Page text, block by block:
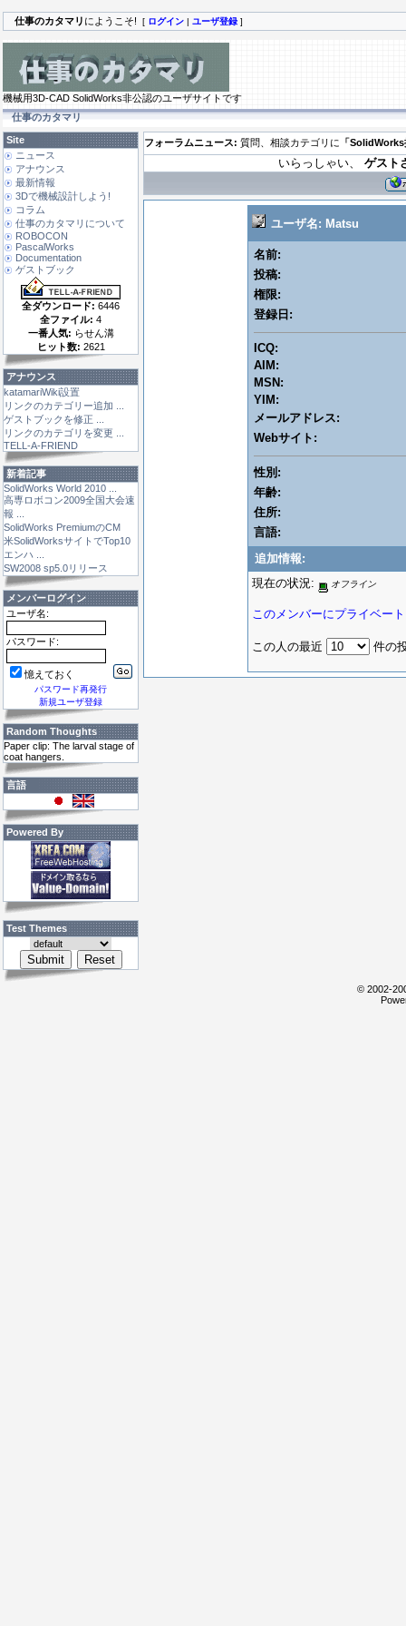
仕事のカタマリ にようこそ! [ ログイン | ユーザ登録 ]
機械用3D-CAD SolidWorks非公認のユーザサイトです
仕事のカタマリ
Site
ニュース
アナウンス
最新情報
3Dで機械設計しよう!
コラム
仕事のカタマリについて
ROBOCON
PascalWorks
Documentation
ゲストブック
全ダウンロード: 6446
全ファイル: 4
一番人気: らせん溝
ヒット数: 2621
アナウンス
katamariWiki設置
リンクのカテゴリー追加 ...
ゲストブックを修正 ...
リンクのカテゴリを変更 ...
TELL-A-FRIEND
新着記事
SolidWorks World 2010 ...
高専ロボコン2009全国大会速
報 ...
SolidWorks PremiumのCM
米SolidWorksサイトでTop10
エンハ ...
SW2008 sp5.0リリース
メンバーログイン
ユーザ名:
パスワード:
憶えておく
パスワード再発行
新規ユーザ登録
Random Thoughts
Paper clip: The larval stage of
coat hangers.
言語
Powered By
Test Themes
フォーラムニュース: 質問、相談カテゴリに 「
いらっしゃい、 ゲスト
ユーザ名: Matsu
名前:
投稿:
権限:
登録日:
ICQ:
AIM:
MSN:
YIM:
メールアドレス:
Webサイト:
性別:
年齢:
住所:
言語:
追加情報:
現在の状況:
オフライン
このメンバーにプライベー
この人の最近 件の
© 2002-